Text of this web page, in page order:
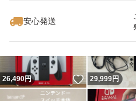
安心発送
26,490円 いいね！
29,999円